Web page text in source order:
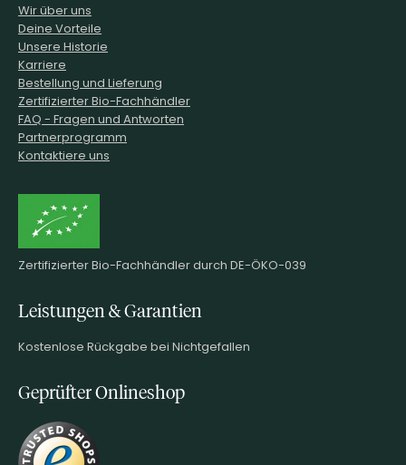
Wir über uns
Deine Vorteile
Unsere Historie
Karriere
Bestellung und Lieferung
Zertifizierter Bio-Fachhändler
FAQ - Fragen und Antworten
Partnerprogramm
Kontaktiere uns
Zertifizierter Bio-Fachhändler durch DE-ÖKO-039
Leistungen & Garantien
Kostenlose Rückgabe bei Nichtgefallen
Geprüfter Onlineshop